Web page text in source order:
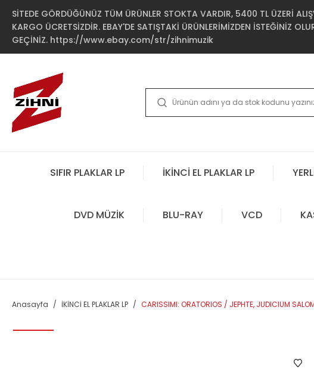
SİTEDE GÖRDÜĞÜNÜZ TÜM ÜRÜNLER STOKTA VARDIR, 5400 TL ÜZERİ
KARGO ÜCRETSİZDİR. EBAY'DE SATIŞTAKİ ÜRÜNLERİMİZDEN İSTEĞİNİZ
GEÇİNİZ. https://www.ebay.com/str/zihnimuzik
SIFIR PLAKLAR LP İKİNCİ EL PLAKLAR LP
DVD MÜZİK BLU-RAY VCD
Anasayfa İKİNCİ EL PLAKLAR LP CARISSIMI: ORATORIOS / JEPHTE, JUDICIUM